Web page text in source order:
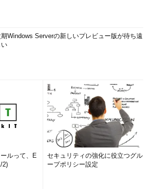
Windows Serverの新しいプレビュー版が待ち遠
い
ルって、E
2)
セキュリティの強化に役立つグル
ープポリシー設定